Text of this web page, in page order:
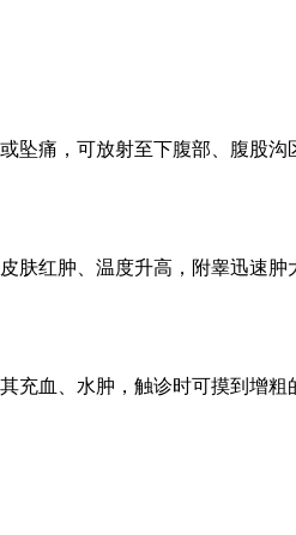
痛，可放射至下腹部、腹股沟
红肿、温度升高，附睾迅速肿
血、水肿，触诊时可摸到增粗